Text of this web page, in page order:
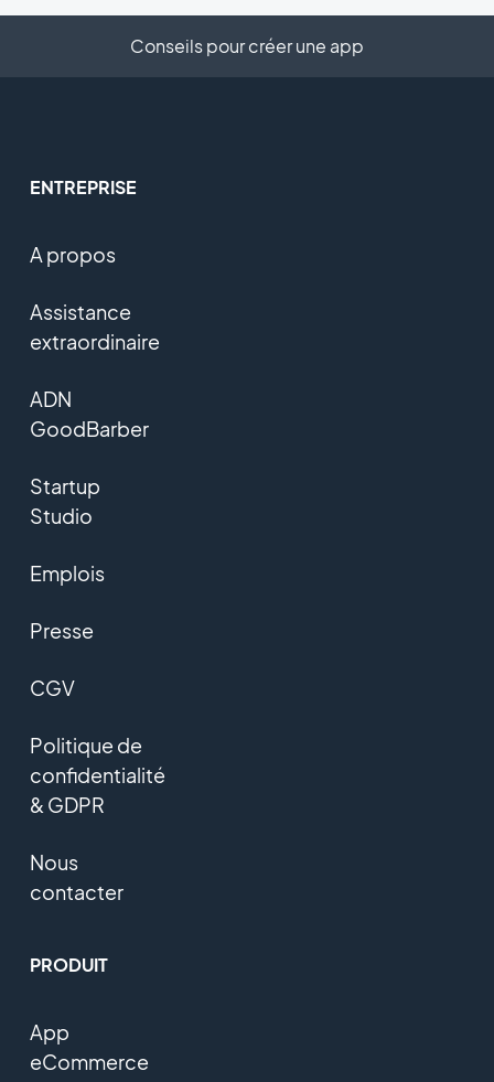
Conseils pour créer une app
ENTREPRISE
A propos
Assistance
extraordinaire
ADN
GoodBarber
Startup
Studio
Emplois
Presse
CGV
Politique de
confidentialité
& GDPR
Nous
contacter
PRODUIT
App
eCommerce